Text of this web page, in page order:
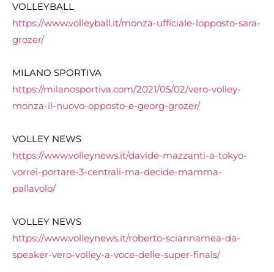
VOLLEYBALL
https://www.volleyball.it/monza-ufficiale-lopposto-sara-
grozer/
MILANO SPORTIVA
https://milanosportiva.com/2021/05/02/vero-volley-
monza-il-nuovo-opposto-e-georg-grozer/
VOLLEY NEWS
https://www.volleynews.it/davide-mazzanti-a-tokyo-
vorrei-portare-3-centrali-ma-decide-mamma-
pallavolo/
VOLLEY NEWS
https://www.volleynews.it/roberto-sciannamea-da-
speaker-vero-volley-a-voce-delle-super-finals/